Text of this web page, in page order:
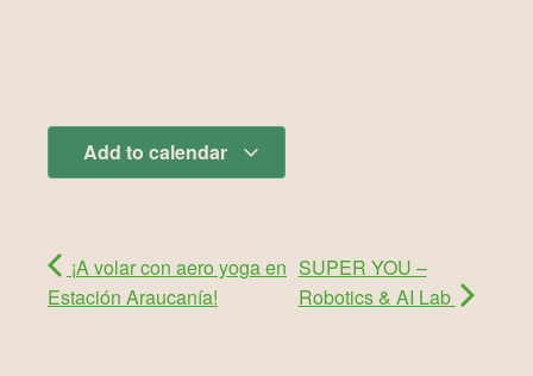
Add to calendar
¡A volar con aero yoga en
Estación Araucanía!
SUPER YOU –
Robotics & AI Lab